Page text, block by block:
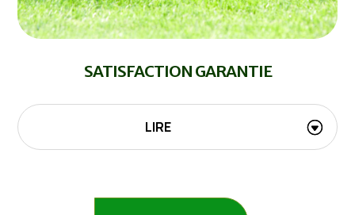
SATISFACTION GARANTIE
LIRE